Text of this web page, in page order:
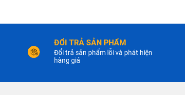
ĐỔI TRẢ SẢN PHẨM
Đổi trả sản phẩm lỗi và phát hiện
hàng giả